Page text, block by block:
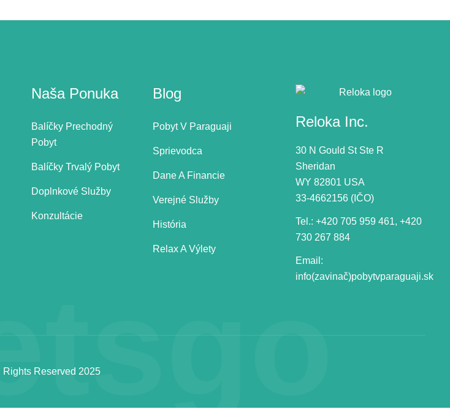
Naša Ponuka
Balíčky Prechodný
Pobyt
Balíčky Trvalý Pobyt
Doplnkové Služby
Konzultácie
Blog
Pobyt V Paraguaji
Sprievodca
Dane A Financie
Verejné Služby
História
Relax A Výlety
Reloka Inc.
30 N Gould St Ste R
Sheridan
WY 82801 USA
33-4662156 (IČO)
Tel.: +420 705 959 461, +420
730 267 884
Email:
info(zavinač)pobytvparaguaji.sk
Rights Reserved 2025